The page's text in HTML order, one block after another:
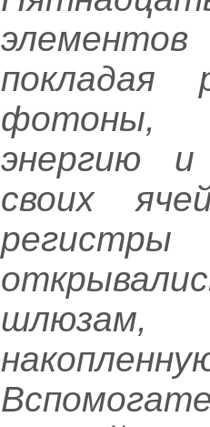
покладая
фотоны,
энергию и
своих
шлюзам,